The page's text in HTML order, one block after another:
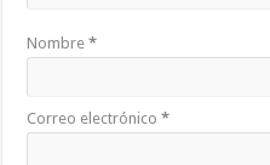
Nombre*
Correo electrónico*